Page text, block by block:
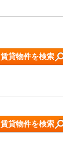
賃貸物件を検索
賃貸物件を検索